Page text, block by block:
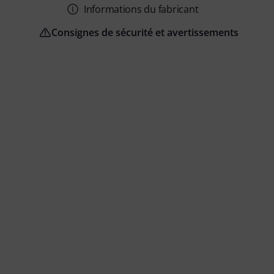
Informations du fabricant
Consignes de sécurité et avertissements